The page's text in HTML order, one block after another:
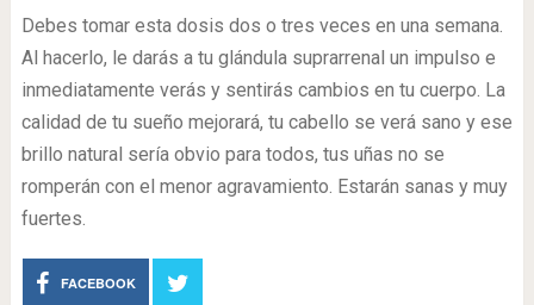
Debes tomar esta dosis dos o tres veces en una semana.
Al hacerlo, le darás a tu glándula suprarrenal un impulso e
inmediatamente verás y sentirás cambios en tu cuerpo. La
calidad de tu sueño mejorará, tu cabello se verá sano y ese
brillo natural sería obvio para todos, tus uñas no se
romperán con el menor agravamiento. Estarán sanas y muy
fuertes.
FACEBOOK